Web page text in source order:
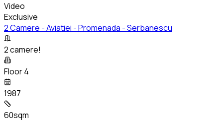
Video
Exclusive
2 Camere - Aviatiei - Promenada - Serbanescu
2 camere!
Floor 4
1987
60sqm